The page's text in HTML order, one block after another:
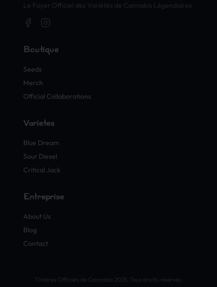
Le Foyer Officiel des Variétés de Cannabis Légendaires
Boutique
Seeds
Merch
Official Collaborations
Variétés
Blue Dream
Sour Diesel
Critical Jack
Entreprise
About Us
Blog
Contact
Timbres Officiels de Cannabis 2025. Tous droits réservés.